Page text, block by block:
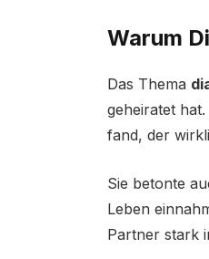
Warum
Das Thema
geheiratet
fand, der
Sie betonte
Leben
Partner stark